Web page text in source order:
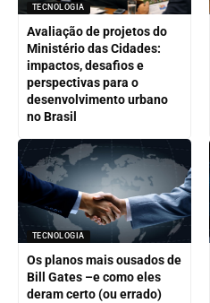
TECNOLOGIA
Avaliação de projetos do
Ministério das Cidades:
impactos, desafios e
perspectivas para o
desenvolvimento urbano
no Brasil
TECNOLOGIA
Os planos mais ousados de
Bill Gates –e como eles
deram certo (ou errado)